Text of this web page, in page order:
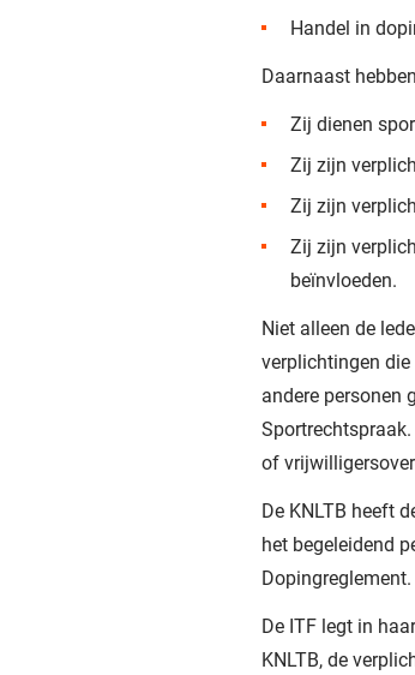
Handel in
Daarnaast
Zij dienen
Zij zijn
Zij zijn
Zij zijn
beïnvloeden.
Niet alleen de
verplichtingen
andere personen
of
De KNLTB heeft
het begeleidend
Dopingreglement.
De ITF legt in
KNLTB, de